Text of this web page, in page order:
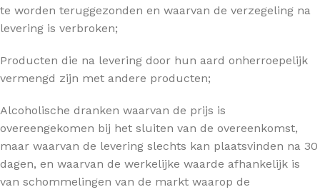
te worden teruggezonden en waarvan de verzegeling na
levering is verbroken;
Producten die na levering door hun aard onherroepelijk
vermengd zijn met andere producten;
Alcoholische dranken waarvan de prijs is
overeengekomen bij het sluiten van de overeenkomst,
maar waarvan de levering slechts kan plaatsvinden na 30
dagen, en waarvan de werkelijke waarde afhankelijk is
van schommelingen van de markt waarop de